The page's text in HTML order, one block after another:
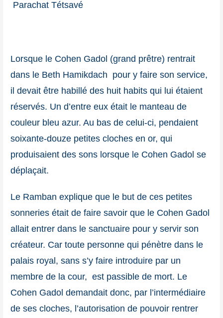
Parachat Tétsavé
Lorsque le Cohen Gadol (grand prêtre) rentrait
dans le Beth Hamikdach pour y faire son service,
il devait être habillé des huit habits qui lui étaient
réservés. Un d’entre eux était le manteau de
couleur bleu azur. Au bas de celui-ci, pendaient
soixante-douze petites cloches en or, qui
produisaient des sons lorsque le Cohen Gadol se
déplaçait.
Le Ramban explique que le but de ces petites
sonneries était de faire savoir que le Cohen Gadol
allait entrer dans le sanctuaire pour y servir son
créateur. Car toute personne qui pénètre dans le
palais royal, sans s’y faire introduire par un
membre de la cour, est passible de mort. Le
Cohen Gadol demandait donc, par l’intermédiaire
de ses cloches, l’autorisation de pouvoir rentrer